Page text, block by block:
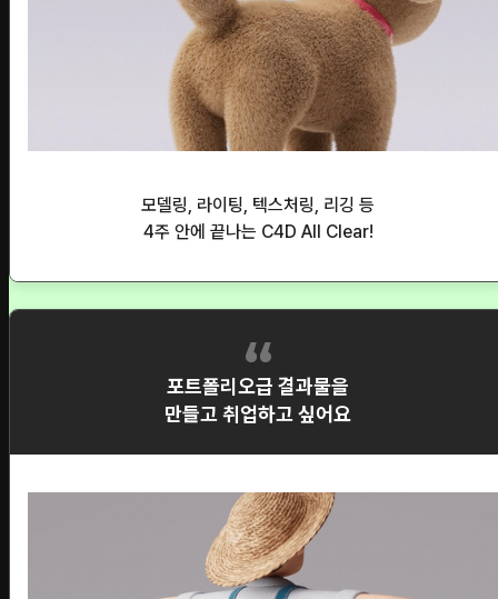
모델링, 라이팅, 텍스처링, 리깅 등
4주 안에 끝나는 C4D All Clear!
포트폴리오급 결과물을
만들고 취업하고 싶어요